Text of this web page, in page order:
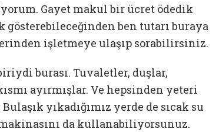
Gayet makul bir ücret ödedik
ben tutarı buraya
işletmeye ulaşıp sorabilirsiniz.
burası. Tuvaletler, duşlar,
ayırmışlar. Ve hepsinden yeteri
yıkadığımız yerde de sıcak su
da kullanabiliyorsunuz.